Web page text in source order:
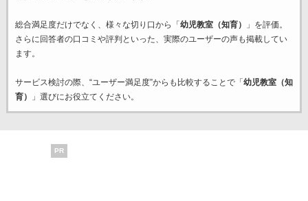
総合満足度だけでなく、様々な切り口から「 幼児教室（知育）
」を評価。
さらに回答者の口コミや評判といった、実際のユーザーの声も掲載してい
ます。
サービス検討の際、“ユーザー満足度”からも比較することで「 幼児教室（知
育）
」選びにお役立てください。
PR